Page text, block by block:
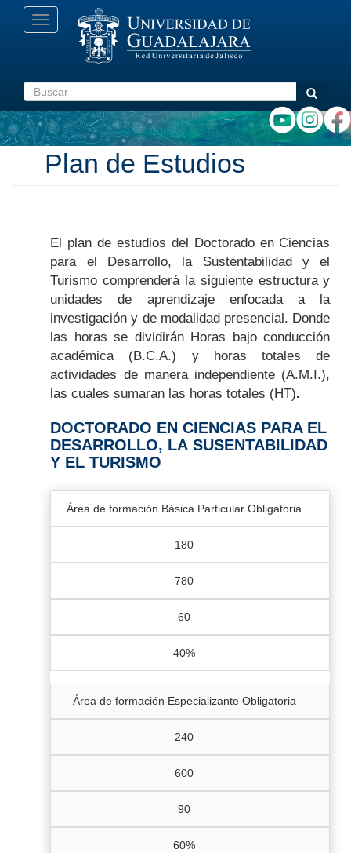
Pasar
Toggle
navigation
Buscar Buscar
Plan de Estudios
El plan de estudios del Doctorado en Ciencias
para el Desarrollo, la Sustentabilidad y el
Turismo comprenderá la siguiente estructura y
unidades de aprendizaje enfocada a la
investigación y de modalidad presencial. Donde
las horas se dividirán Horas bajo conducción
académica (B.C.A.) y horas totales de
actividades de manera independiente (A.M.I.),
las cuales sumaran las horas totales (HT).
DOCTORADO EN CIENCIAS PARA EL
DESARROLLO, LA SUSENTABILIDAD
Y EL TURISMO
Área de formación Básica Particular Obligatoria
180
780
60
40%
Área de formación Especializante Obligatoria
240
600
90
60%